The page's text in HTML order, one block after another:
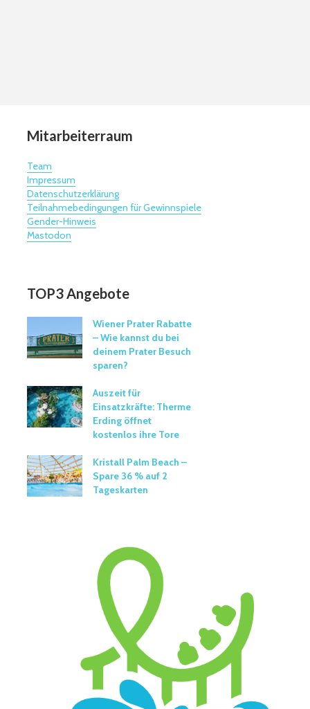
Mitarbeiterraum
Team
Impressum
Datenschutzerklärung
Teilnahmebedingungen für Gewinnspiele
Gender-Hinweis
Mastodon
TOP3 Angebote
Wiener Prater Rabatte
– Wie kannst du bei
deinem Prater Besuch
sparen?
Auszeit für
Einsatzkräfte: Therme
Erding öffnet
kostenlos ihre Tore
Kristall Palm Beach –
Spare 36 % auf 2
Tageskarten